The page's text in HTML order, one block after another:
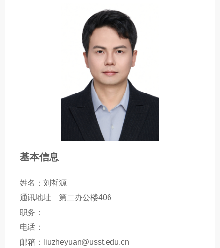
基本信息
姓名：刘哲源
通讯地址：第二办公楼406
职务：
电话：
邮箱：liuzheyuan@usst.edu.cn